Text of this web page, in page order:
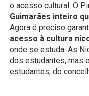
o acesso cultural. O
Guimarães inteiro
Agora é preciso
acesso à cultura
onde se estuda. As
dos estudantes, mas
estudantes, do